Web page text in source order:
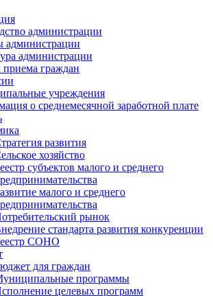
администрации
администрации
администрации
приема граждан
учреждения
о среднемесячной заработной плате
развития
хозяйство
субъектов малого и среднего
малого и среднего
рынок
стандарта развития конкуренции
СОНО
для граждан
программы
целевых программ